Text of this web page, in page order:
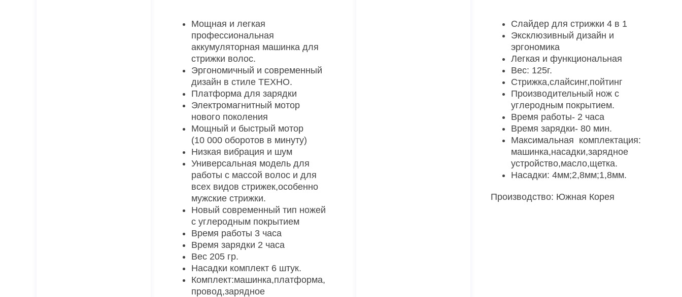
Мощная и легкая
профессиональная
аккумуляторная машинка для
стрижки волос.
Эргономичный и современный
дизайн в стиле ТЕХНО.
Платформа для зарядки
Электромагнитный мотор
нового поколения
Мощный и быстрый мотор
(10 000 оборотов в минуту)
Низкая вибрация и шум
Универсальная модель для
работы с массой волос и для
всех видов стрижек,особенно
мужские стрижки.
Новый современный тип ножей
с углеродным покрытием
Время работы 3 часа
Время зарядки 2 часа
Вес 205 гр.
Насадки комплект 6 штук.
Комплект:машинка,платформа,
провод,зарядное
Слайдер для стрижки 4 в 1
Эксклюзивный дизайн и
эргономика
Легкая и функциональная
Вес: 125г.
Стрижка,слайсинг,пойтинг
Производительный нож с
углеродным покрытием.
Время работы- 2 часа
Время зарядки- 80 мин.
Максимальная комплектация:
машинка,насадки,зарядное
устройство,масло,щетка.
Насадки: 4мм;2,8мм;1,8мм.
Производство: Южная Корея